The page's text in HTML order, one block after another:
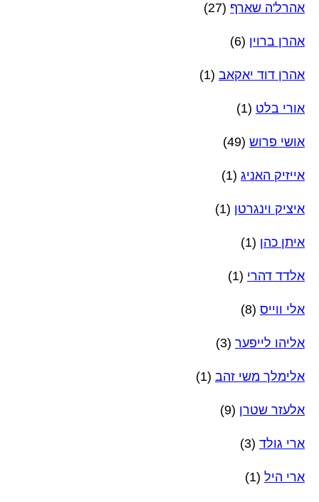
אהרל'ה שארף (27)
אהרן ברוין (6)
אהרן דוד יאקאב (1)
אורי בלט (1)
אושי פרוש (49)
אייזיק האניג (1)
איציק וינגרטן (1)
איתן כהן (1)
אלדד דהרי (1)
אלי ווייס (8)
אליהו לייפער (3)
אלימלך משי זהב (1)
אלעזר שטרן (9)
ארי גולד (3)
ארי היל (1)